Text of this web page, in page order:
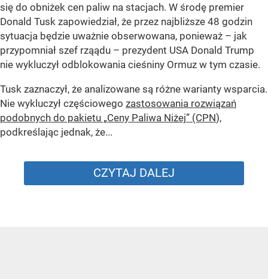
się do obniżek cen paliw na stacjach. W środę premier
Donald Tusk zapowiedział, że przez najbliższe 48 godzin
sytuacja będzie uważnie obserwowana, ponieważ – jak
przypomniał szef rząądu – prezydent USA Donald Trump
nie wykluczył odblokowania cieśniny Ormuz w tym czasie.
Tusk zaznaczył, że analizowane są różne warianty wsparcia.
Nie wykluczył częściowego zastosowania rozwiązań
podobnych do pakietu „Ceny Paliwa Niżej” (CPN),
podkreślając jednak, że...
CZYTAJ DALEJ